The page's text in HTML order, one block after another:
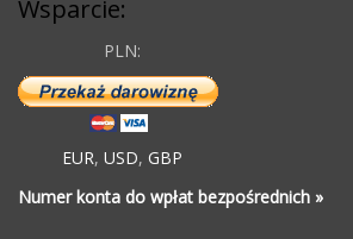
Wsparcie:
PLN:
EUR, USD, GBP
Numer konta do wpłat bezpośrednich »